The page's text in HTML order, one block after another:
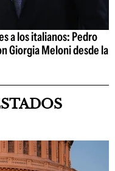
a los italianos: Pedro
Giorgia Meloni desde la